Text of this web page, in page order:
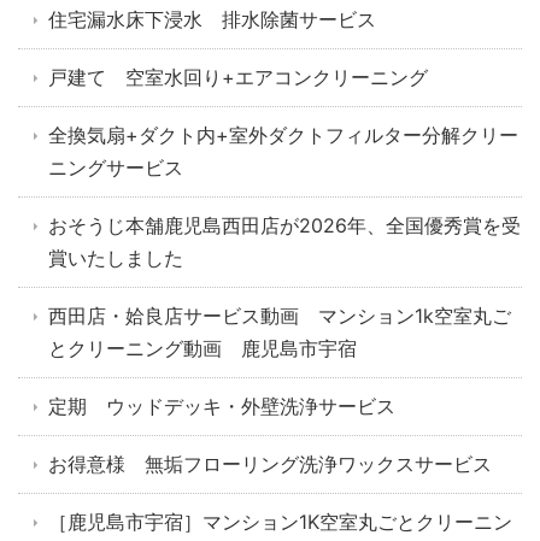
住宅漏水床下浸水 排水除菌サービス
戸建て 空室水回り+エアコンクリーニング
全換気扇+ダクト内+室外ダクトフィルター分解クリー
ニングサービス
おそうじ本舗鹿児島西田店が2026年、全国優秀賞を受
賞いたしました
西田店・姶良店サービス動画 マンション1k空室丸ご
とクリーニング動画 鹿児島市宇宿
定期 ウッドデッキ・外壁洗浄サービス
お得意様 無垢フローリング洗浄ワックスサービス
［鹿児島市宇宿］マンション1K空室丸ごとクリーニン